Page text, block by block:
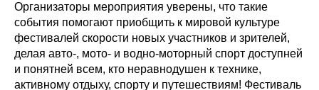
Организаторы мероприятия уверены, что такие
события помогают приобщить к мировой культуре
фестивалей скорости новых участников и зрителей,
делая авто-, мото- и водно-моторный спорт доступней
и понятней всем, кто неравнодушен к технике,
активному отдыху, спорту и путешествиям! Фестиваль